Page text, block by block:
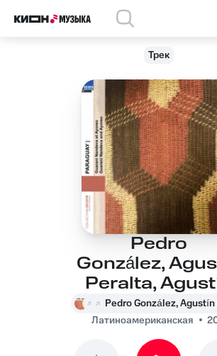
Трек
Pedro
González,
Peralta,
Peralta,
González -
Wyrapypasa
Латиноамериканская